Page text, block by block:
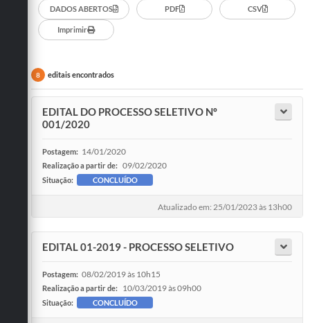
Solicitação de Visualização de Imagens de Câmeras
Legislação
Câmara Municipal
Contas Publicas
Galeria de Fotos
Arquivos para Download
Carta de Serviços
Links
Telefones Úteis
DADOS ABERTOS PDF CSV
Imprimir
8 editais encontrados
EDITAL DO PROCESSO SELETIVO Nº
001/2020
Postagem: 14/01/2020
Realização a partir de: 09/02/2020
Situação: CONCLUÍDO
Atualizado em: 25/01/2023 às 13h00
EDITAL 01-2019 - PROCESSO SELETIVO
Postagem: 08/02/2019 às 10h15
Realização a partir de: 10/03/2019 às 09h00
Situação: CONCLUÍDO